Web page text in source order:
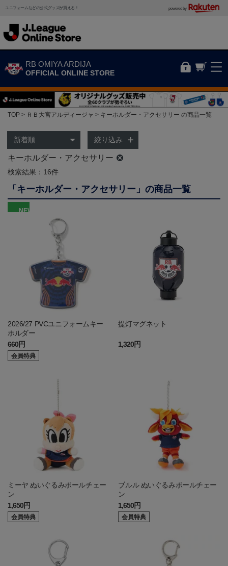
ユニフォームなどの公式グッズが買える！ powered by
RB OMIYA ARDIJA
OFFICIAL ONLINE STORE
TOP ＲＢ大宮アルディージャ キーホルダー・アクセサリー の商品一覧
絞り込み
キーホルダー・アクセサリー
検索結果：16件
「キーホルダー・アクセサリー」の商品一覧
NEW
2026/27 PVCユニフォームキー
ホルダー
660円
会員特典
提灯マグネット
1,320円
ミーヤ ぬいぐるみボールチェー
ン
1,650円
会員特典
ブルル ぬいぐるみボールチェー
ン
1,650円
会員特典